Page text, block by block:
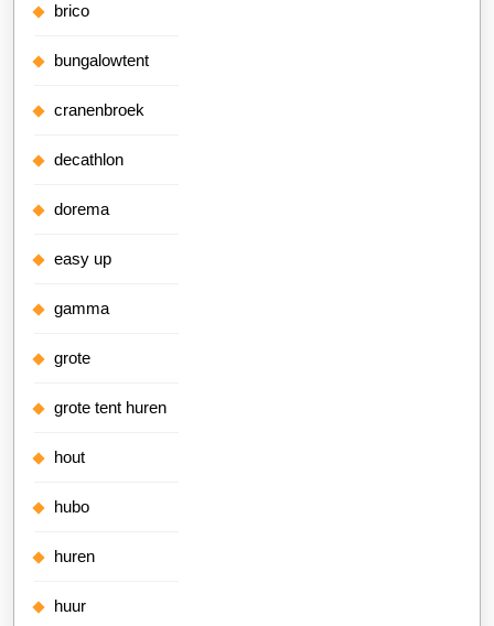
brico
bungalowtent
cranenbroek
decathlon
dorema
easy up
gamma
grote
grote tent huren
hout
hubo
huren
huur